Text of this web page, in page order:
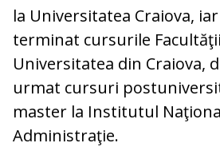
la Universitatea Craiova,
terminat cursurile
Universitatea din Craiova,
urmat cursuri
master la Institutul
Administraţie.